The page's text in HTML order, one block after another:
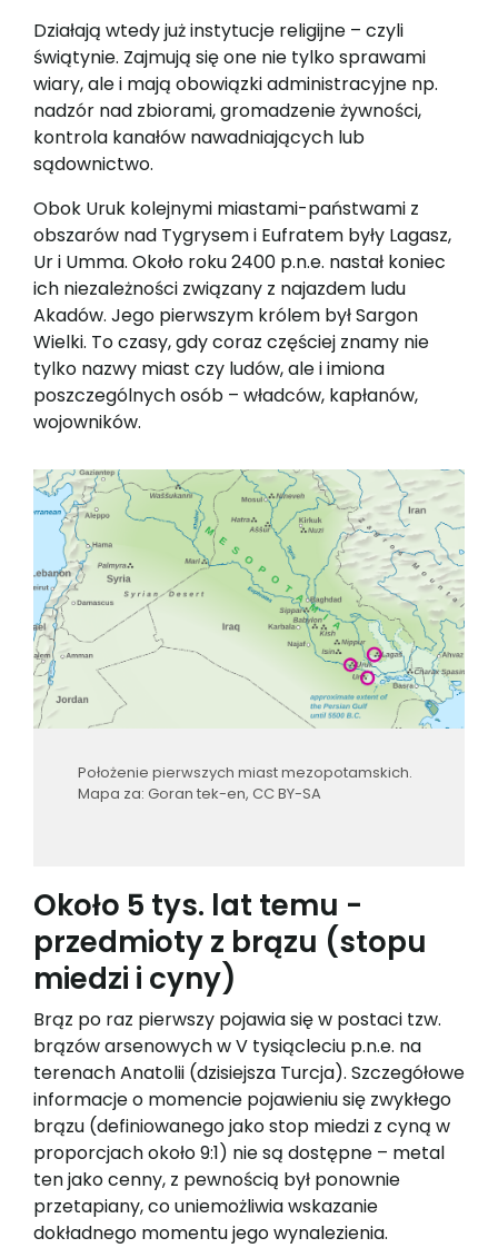
Działają wtedy już instytucje religijne – czyli
świątynie. Zajmują się one nie tylko sprawami
wiary, ale i mają obowiązki administracyjne np.
nadzór nad zbiorami, gromadzenie żywności,
kontrola kanałów nawadniających lub
sądownictwo.
Obok Uruk kolejnymi miastami-państwami z
obszarów nad Tygrysem i Eufratem były Lagasz,
Ur i Umma. Około roku 2400 p.n.e. nastał koniec
ich niezależności związany z najazdem ludu
Akadów. Jego pierwszym królem był Sargon
Wielki. To czasy, gdy coraz częściej znamy nie
tylko nazwy miast czy ludów, ale i imiona
poszczególnych osób – władców, kapłanów,
wojowników.
Położenie pierwszych miast mezopotamskich.
Mapa za: Goran tek-en, CC BY-SA
Około 5 tys. lat temu -
przedmioty z brązu (stopu
miedzi i cyny)
Brąz po raz pierwszy pojawia się w postaci tzw.
brązów arsenowych w V tysiącleciu p.n.e. na
terenach Anatolii (dzisiejsza Turcja). Szczegółowe
informacje o momencie pojawieniu się zwykłego
brązu (definiowanego jako stop miedzi z cyną w
proporcjach około 9:1) nie są dostępne – metal
ten jako cenny, z pewnością był ponownie
przetapiany, co uniemożliwia wskazanie
dokładnego momentu jego wynalezienia.